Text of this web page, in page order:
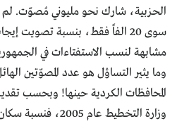
الحزبية، شارك نحو مليوني مُصوّت.
مشابهة لنسب الاستفتاءات في
وما يثير التساؤل هو عدد المصوّتين
المحافظات الكردية حينها! وبحسب
وزارة التخطيط عام